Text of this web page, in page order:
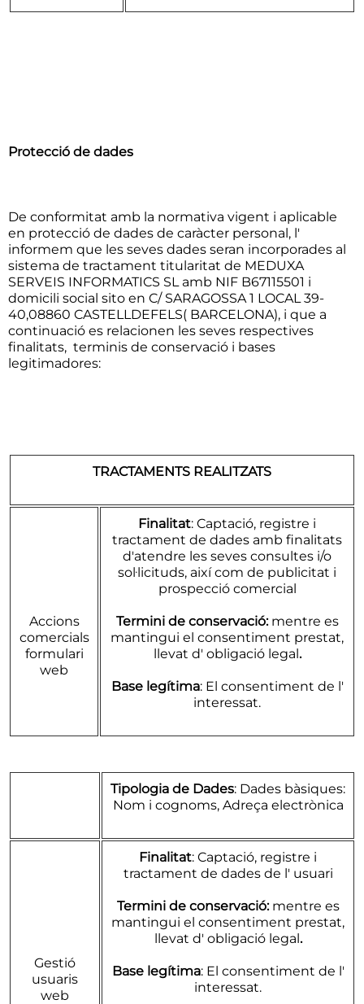
Protecció de dades
De conformitat amb la normativa vigent i aplicable
en protecció de dades de caràcter personal, l'
informem que les seves dades seran incorporades al
sistema de tractament titularitat de MEDUXA
SERVEIS INFORMATICS SL amb NIF B67115501 i
domicili social sito en C/ SARAGOSSA 1 LOCAL 39-
40,08860 CASTELLDEFELS( BARCELONA), i que a
continuació es relacionen les seves respectives
finalitats, terminis de conservació i bases
legitimadores:
TRACTAMENTS REALITZATS
Accions
comercials
formulari
web
Finalitat: Captació, registre i
tractament de dades amb finalitats
d'atendre les seves consultes i/o
sol·licituds, així com de publicitat i
prospecció comercial
Termini de conservació: mentre es
mantingui el consentiment prestat,
llevat d' obligació legal.
Base legítima: El consentiment de l'
interessat.
Tipologia de Dades: Dades bàsiques:
Nom i cognoms, Adreça electrònica
Gestió
usuaris
web
Finalitat: Captació, registre i
tractament de dades de l' usuari
Termini de conservació: mentre es
mantingui el consentiment prestat,
llevat d' obligació legal.
Base legítima: El consentiment de l'
interessat.